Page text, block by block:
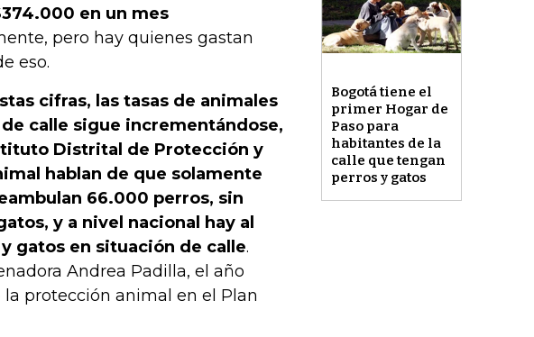
Bogotá tiene el
primer Hogar de
Paso para
habitantes de la
calle que tengan
perros y gatos
en un mes
pero hay quienes gastan
eso.
cifras, las tasas de animales
calle sigue incrementándose,
Distrital de Protección y
hablan de que solamente
66.000 perros, sin
y a nivel nacional hay al
gatos en situación de calle.
Andrea Padilla, el año
protección animal en el Plan